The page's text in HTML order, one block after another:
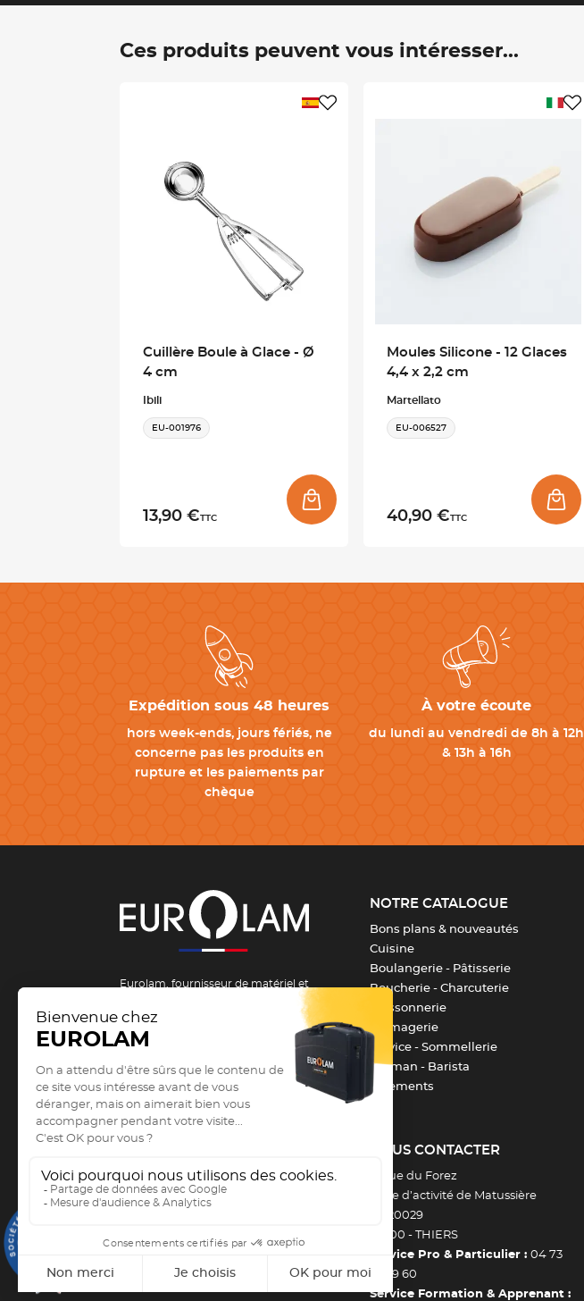
Ces produits peuvent vous intéresser...
Cuillère Boule à Glace - Ø
4 cm
Ibili
EU-001976
13,90 €TTC
Moules Silicone - 12 Glaces
4,4 x 2,2 cm
Martellato
EU-006527
40,90 €TTC
Expédition sous 48 heures
hors week-ends, jours fériés, ne
concerne pas les produits en
rupture et les paiements par
chèque
À votre écoute
du lundi au vendredi de 8h à 12h
& 13h à 16h
Eurolam, fournisseur de matériel et
d’équipement pour la formation et les
métiers de bouche depuis 1984 !
Vous êtes un passionné, un apprenti ou
un professionnel des métiers de
bouche et vous recherchez du
matériel de cuisine professionnel
Vous êtes au bon endroit !
référence de l’équipement des CHR et
des métiers de bouche
NOTRE CATALOGUE
Bons plans & nouveautés
Cuisine
Boulangerie - Pâtisserie
Boucherie - Charcuterie
Poissonnerie
Fromagerie
Service - Sommellerie
Barman - Barista
Vêtements
NOUS CONTACTER
4 Rue du Forez
Zone d’activité de Matussière
CS 20029
63300 -
THIERS
Service Pro & Particulier : 04 73
53 69 60
Service Formation & Apprenant :